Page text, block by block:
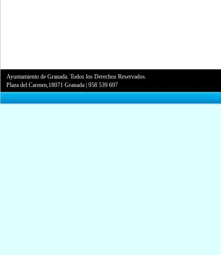
Ayuntamiento de Granada. Todos los Derechos Reservados.
Plaza del Carmen,18071 Granada |958 539 697